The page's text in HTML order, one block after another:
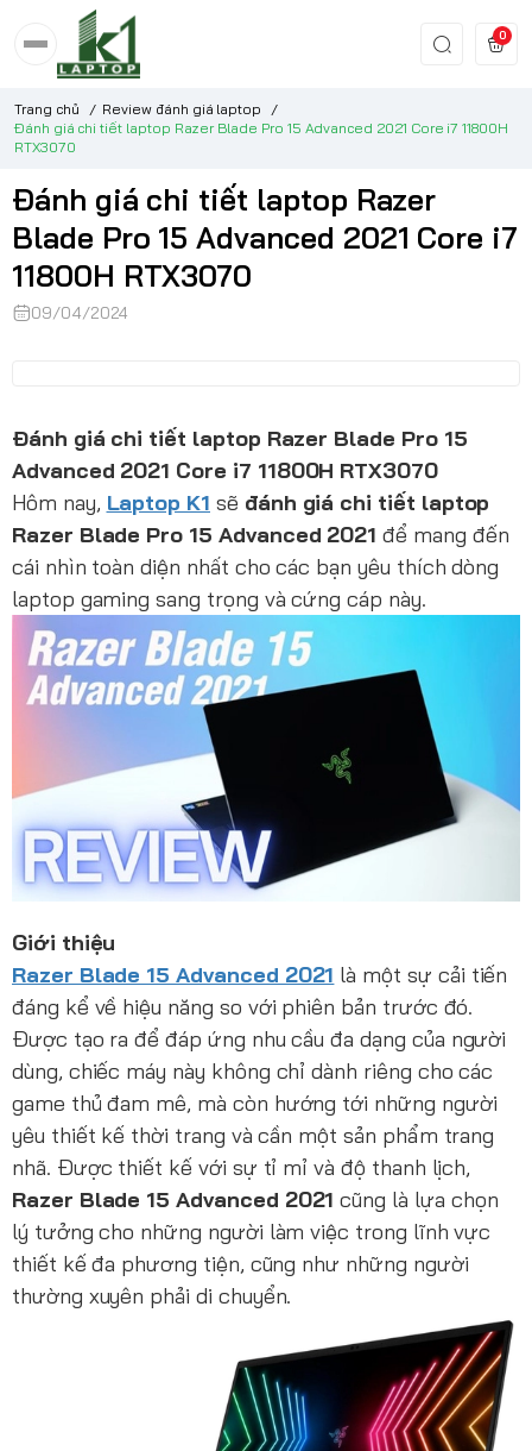
0
Trang chủ / Review đánh giá laptop
/
Đánh giá chi tiết laptop Razer Blade Pro 15 Advanced 2021 Core i7 11800H
RTX3070
Đánh giá chi tiết laptop Razer
Blade Pro 15 Advanced 2021 Core i7
11800H RTX3070
09/04/2024
Đánh giá chi tiết laptop Razer Blade Pro 15
Advanced 2021 Core i7 11800H RTX3070
Hôm nay, Laptop K1 sẽ đánh giá chi tiết laptop
Razer Blade Pro 15 Advanced 2021 để mang đến
cái nhìn toàn diện nhất cho các bạn yêu thích dòng
laptop gaming sang trọng và cứng cáp này.
Giới thiệu
Razer Blade 15 Advanced 2021 là một sự cải tiến
đáng kể về hiệu năng so với phiên bản trước đó.
Được tạo ra để đáp ứng nhu cầu đa dạng của người
dùng, chiếc máy này không chỉ dành riêng cho các
game thủ đam mê, mà còn hướng tới những người
yêu thiết kế thời trang và cần một sản phẩm trang
nhã. Được thiết kế với sự tỉ mỉ và độ thanh lịch,
Razer Blade 15 Advanced 2021 cũng là lựa chọn
lý tưởng cho những người làm việc trong lĩnh vực
thiết kế đa phương tiện, cũng như những người
thường xuyên phải di chuyển.